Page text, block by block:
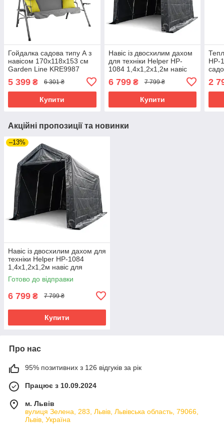
Гойдалка садова типу А з
навісом 170x118x153 см
Garden Line KRE9987
лавка-гойдалка для 3 осіб
з подушками
5 399 ₴ 6 301 ₴
Купити
Навіс із двосхилим дахом
для техніки Helper HP-
1084 1,4x1,2x1,2м навіс
для захисту від сонця та
дощу
6 799₴ 7 799 ₴
Купити
HP-
для
2
Акційні пропозиції та новинки
–13%
Навіс із двосхилим дахом для
техніки Helper HP-1084
1,4x1,2x1,2м навіс для
захисту від сонця та дощу
Готово до відправки
6 799 ₴ 7 799 ₴
Купити
Про нас
95% позитивних з 126 відгуків за рік
Працює з 10.09.2024
м. Львів
вулиця Зелена, 283, Львів, Львівська область, 79066,
Львів, Україна